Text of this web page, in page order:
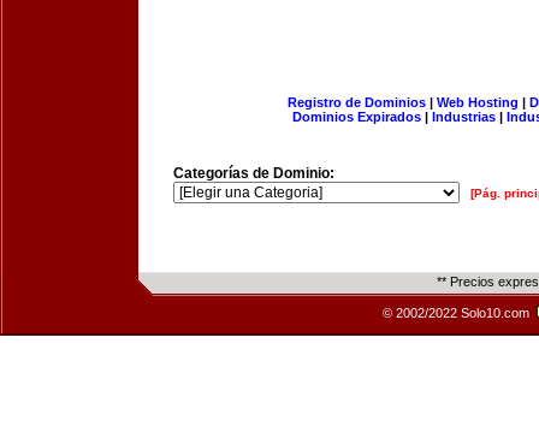
Registro de Dominios| Web Hosting |
Dominios Expirados | Industrias |
Categorías de Dominio:
[Pág.
** Precios
© 2002/2022 Solo10.com